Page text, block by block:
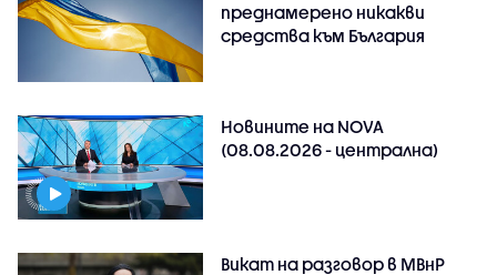
преднамерено никакви
средства към България
Новините на NOVA
(08.08.2026 - централна)
Викат на разговор в МВнР